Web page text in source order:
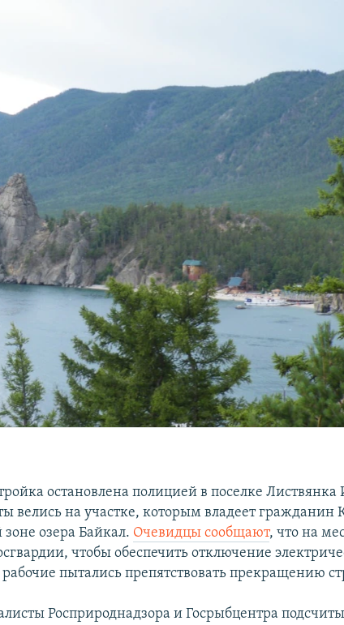
остановлена полицией в поселке Листвянка
велись на участке, которым владеет гражданин
озера Байкал. Очевидцы сообщают, что на
чтобы обеспечить отключение
пытались препятствовать прекращению
Росприроднадзора и Госрыбцентра